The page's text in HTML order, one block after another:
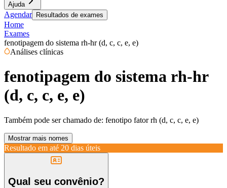
Ajuda
Agendar Resultados de exames
Home
Exames
fenotipagem do sistema rh-hr (d, c, c, e, e)
Análises clínicas
fenotipagem do sistema rh-hr
(d, c, c, e, e)
Também pode ser chamado de: fenotipo fator rh (d, c, c, e, e)
Mostrar mais nomes
Resultado em até 20 dias úteis
Qual seu convênio?